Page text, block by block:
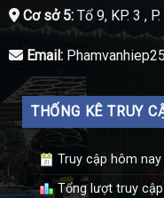
Cơ sở 5:Tổ 9, KP. 3 ,
Email:
THỐNG KÊ TRUY
Truy cập hôm nay
Tổng lượt truy cập